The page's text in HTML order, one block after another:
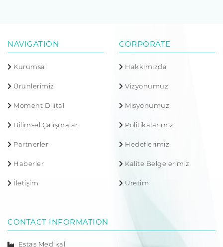
NAVIGATION
Kurumsal
Ürünlerimiz
Moment Dijital
Bilimsel Çalışmalar
Partnerler
Haberler
İletişim
CORPORATE
Hakkımızda
Vizyonumuz
Misyonumuz
Politikalarımız
Hedeflerimiz
Kalite Belgelerimiz
Üretim
CONTACT INFORMATION
Estaş Medikal